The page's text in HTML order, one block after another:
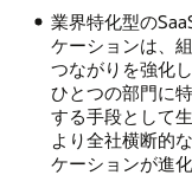
業界特化型の
ケーションは、
つながりを強化
ひとつの部門に
する手段として
より全社横断的
ケーションが進